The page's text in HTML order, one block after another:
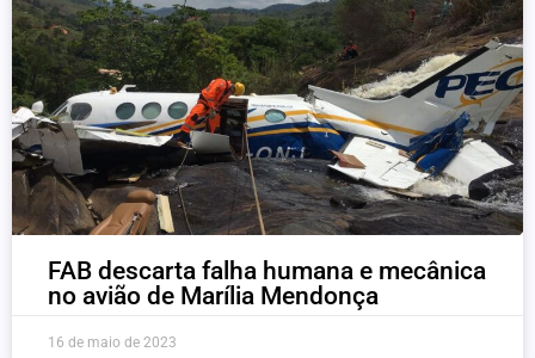
FAB descarta falha humana e mecânica
no avião de Marília Mendonça
16 de maio de 2023